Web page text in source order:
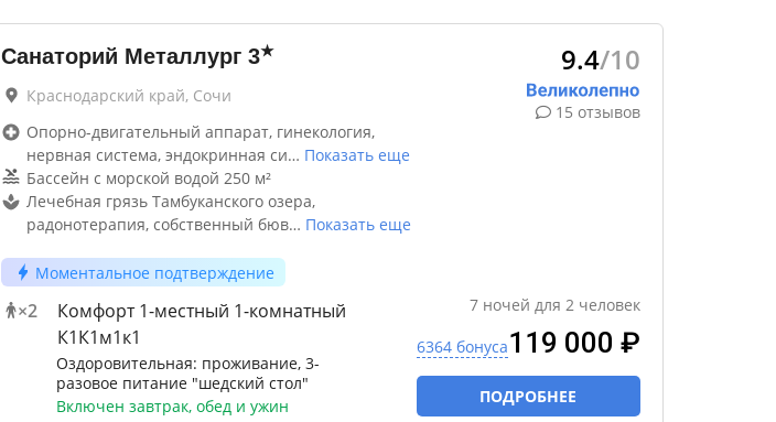
Санаторий Металлург 3★
Краснодарский край, Сочи
Опорно-двигательный аппарат, гинекология,
нервная система, эндокринная си… Показать еще
Бассейн с морской водой 250 м²
Лечебная грязь Тамбуканского озера,
радонотерапия, собственный бюв… Показать еще
Моментальное подтверждение
×2
Комфорт 1-местный 1-комнатный
К1К1м1к1
Оздоровительная: проживание, 3-
разовое питание "шедский стол"
Включен завтрак, обед и ужин
9.4/10
15 отзывов
7 ночей для 2 человек
6364 бонуса119 000 ₽
ПОДРОБНЕЕ